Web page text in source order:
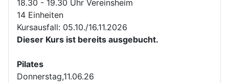
18.30 - 19.30 Uhr Vereinsheim
14 Einheiten
Kursausfall: 05.10./16.11.2026
Dieser Kurs ist bereits ausgebucht.
Pilates
Donnerstag,11.06.26